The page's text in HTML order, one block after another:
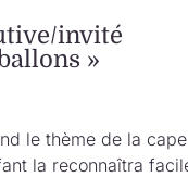
invité
»
le thème de la
la reconnaîtra